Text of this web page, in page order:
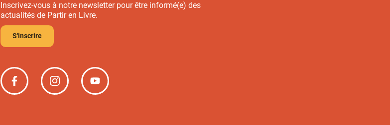
Inscrivez-vous à notre newsletter pour être informé(e) des
actualités de Partir en Livre.
S'inscrire
Partir
en
Partir
en
Partir
en